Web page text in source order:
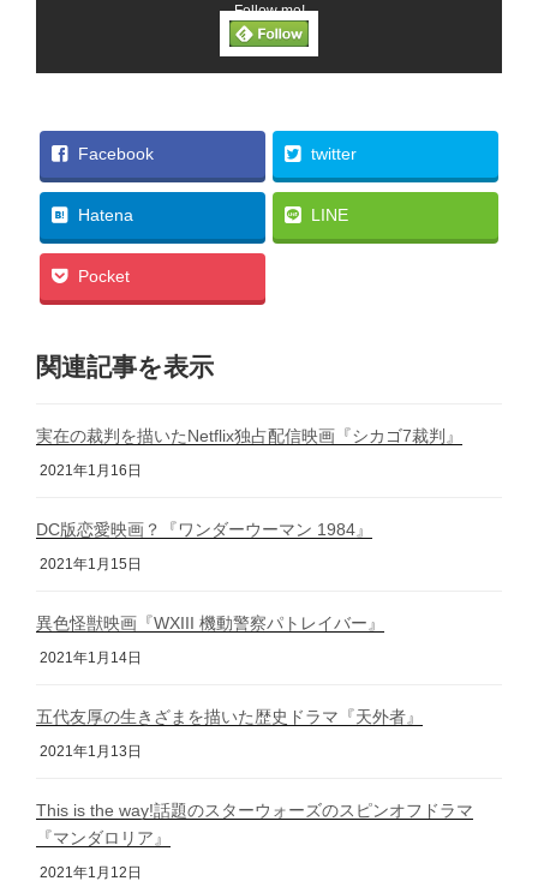
Follow me!
Facebook twitter
Hatena LINE
Pocket
関連記事を表示
実在の裁判を描いたNetflix独占配信映画『シカゴ7裁判』
2021年1月16日
DC版恋愛映画？『ワンダーウーマン 1984』
2021年1月15日
異色怪獣映画『WXIII 機動警察パトレイバー』
2021年1月14日
五代友厚の生きざまを描いた歴史ドラマ『天外者』
2021年1月13日
This is the way!話題のスターウォーズのスピンオフドラマ
『マンダロリア』
2021年1月12日